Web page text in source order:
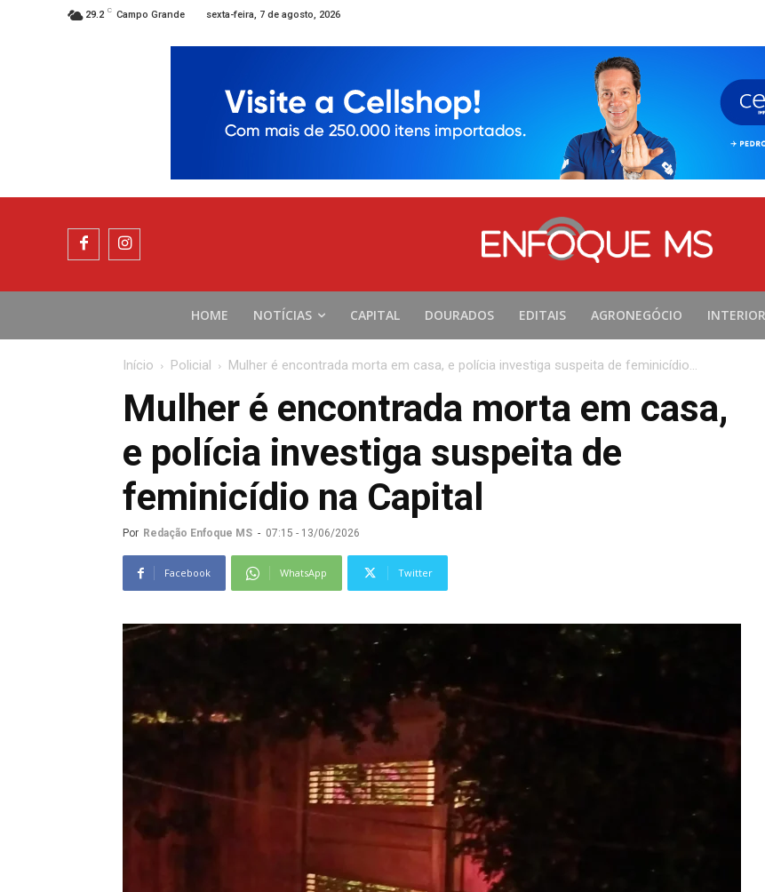
29.2 C Campo Grande sexta-feira, 7 de agosto, 2026
HOME NOTÍCIAS CAPITAL DOURADOS EDITAIS AGRONEGÓCIO INTERIOR
Início Policial Mulher é encontrada morta em casa, e polícia investiga suspeita de feminicídio...
Mulher é encontrada morta em casa,
e polícia investiga suspeita de
feminicídio na Capital
Por Redação Enfoque MS - 07:15 - 13/06/2026
Facebook WhatsApp Twitter